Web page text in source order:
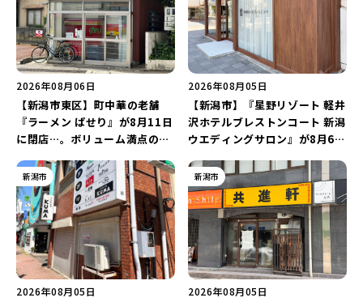
2026年08月06日
【新潟市東区】町中華の老舗
『ラーメン ぱせり』が8月11日
に閉店…。ボリューム満点の名
2026年08月05日
【新潟市】『星野リゾート 軽井
沢ホテルブレストンコート 新潟
ウエディングサロン』が8月6日
グを万代で相談しよう♪
新潟市
2026年08月05日
新潟市
2026年08月05日